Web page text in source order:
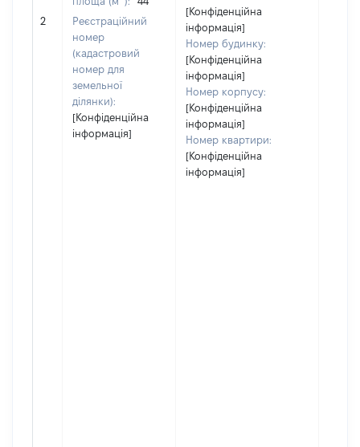
2
Реєстраційний
номер
(кадастровий
номер для
земельної
ділянки):
[Конфіденційна
інформація]
[Конфіденційна
інформація]
Номер будинку:
[Конфіденційна
інформація]
Номер корпусу:
[Конфіденційна
інформація]
Номер квартири:
[Конфіденційна
інформація]